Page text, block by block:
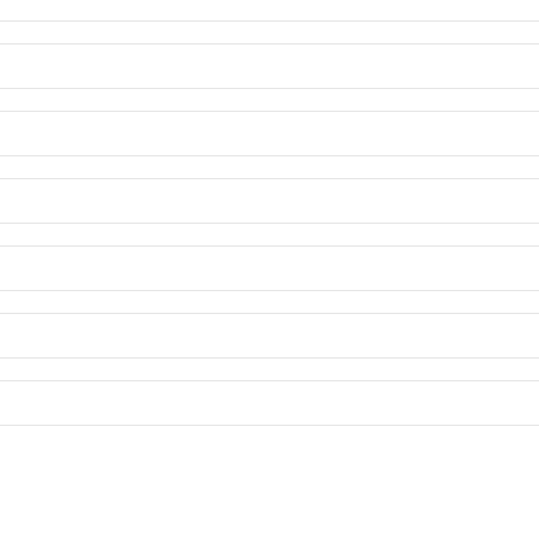
essere simili a quelli di altre
il 90%), si tratta di sintomi non gravi. Negli altri
l’infezione, si presentanofebbre,cefalea,mal di
e alcune persone hanno
in circa una settimana.
rigidità del collo e cefalea. Nella seconda fase si
o tossire sangue, oppure il sanguinamento può
e domestici infetti in particolare roditori (il serbatoio
può essere infettato per contatto diretto con l'urina o i
leptospirosi può essere una malattia professionale
parte delle persone viene esposta
caso di immersione prolungata inacquacontaminata.
e organi.
in qualsiasi persona con
la diagnosi della leptospirosi è difficoltosa e
l’isolamento del batterio e la ricerca dianticorpinel
eseguire un prelievo di campioni di sangue e urina
sintomi dimeningite, i medici possono
alcune settimane. L’identificazione dei batteri o, più
severità con cui la malattia si manifesta e si basa
fasi della malattia.
antibiotici per via orale, a volte in associazione
di sali. Le persone affette da sindrome di Weil
di solito bisogno di ricovero ospedaliero.
protezione da contatti con animali potenzialmente
quali guanti, maschere ed occhiali o visiere per gli
inacque, soprattutto se stagnanti, che
(CDC).